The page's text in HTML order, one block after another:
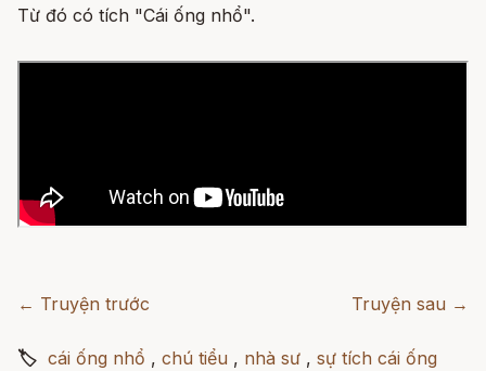
Từ đó có tích "Cái ống nhổ".
← Truyện trước Truyện sau →
🏷 cái ống nhổ , chú tiểu , nhà sư , sự tích cái ống